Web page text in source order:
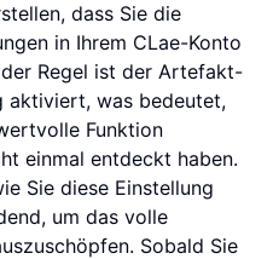
dass Sie die
in Ihrem CLae-Konto
Regel ist der Artefakt-
aktiviert, was bedeutet,
Funktion
einmal entdeckt haben.
Sie diese Einstellung
um das volle
Sobald Sie